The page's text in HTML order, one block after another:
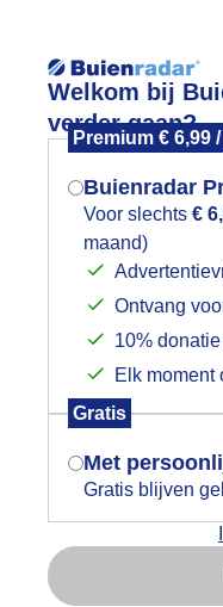
Welkom bij
verder gaan?
Premium € 6,99
Buienradar
Voor slechts €
maand)
Ontvang
10%
Elk moment
Gratis
Met
Gratis blijven
Foto en
Mogen we
Indien je hier
gegeven,
je browser
Is
Nu